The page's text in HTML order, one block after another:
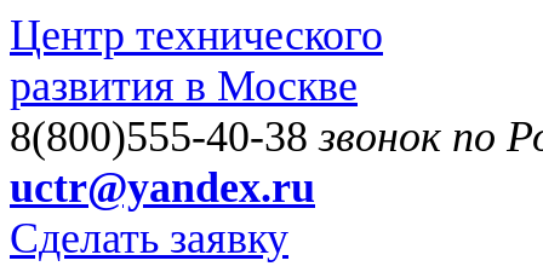
Центр технического
развития в Москве
8(800)555-40-38звонок по
uctr@yandex.ru
Сделать заявку